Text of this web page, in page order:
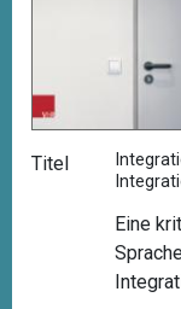
Titel
Eine